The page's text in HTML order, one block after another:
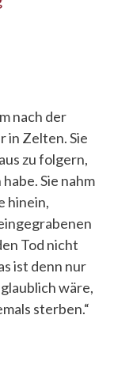
nach der
in Zelten. Sie
zu folgern,
Sie nahm
hinein,
Tod nicht
ist denn nur
wäre,
sterben.“